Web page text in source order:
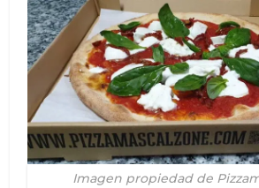
Imagen propiedad de